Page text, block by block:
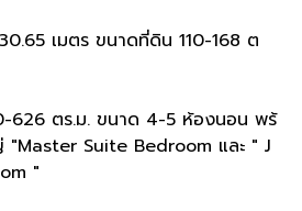
เมตร ขนาดที่ดิน 110-168 ต
626 ตร.ม. ขนาด 4-5 ห้องนอน พร้
Suite Bedroom และ " J
"